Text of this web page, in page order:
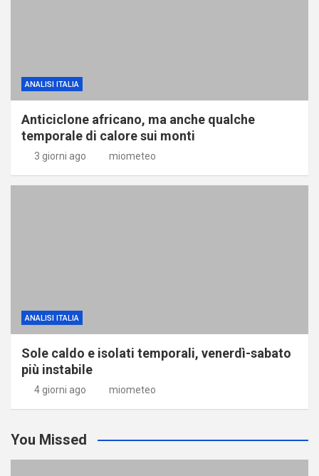
ANALISI ITALIA
Anticiclone africano, ma anche qualche
temporale di calore sui monti
3 giorni ago miometeo
ANALISI ITALIA
Sole caldo e isolati temporali, venerdì-sabato
più instabile
4 giorni ago miometeo
You Missed